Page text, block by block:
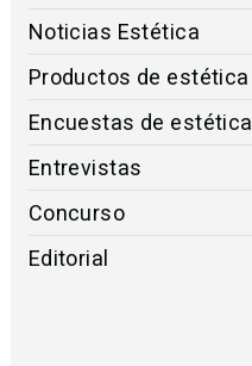
Noticias Estética
Productos de estética
Encuestas de estética
Entrevistas
Concurso
Editorial